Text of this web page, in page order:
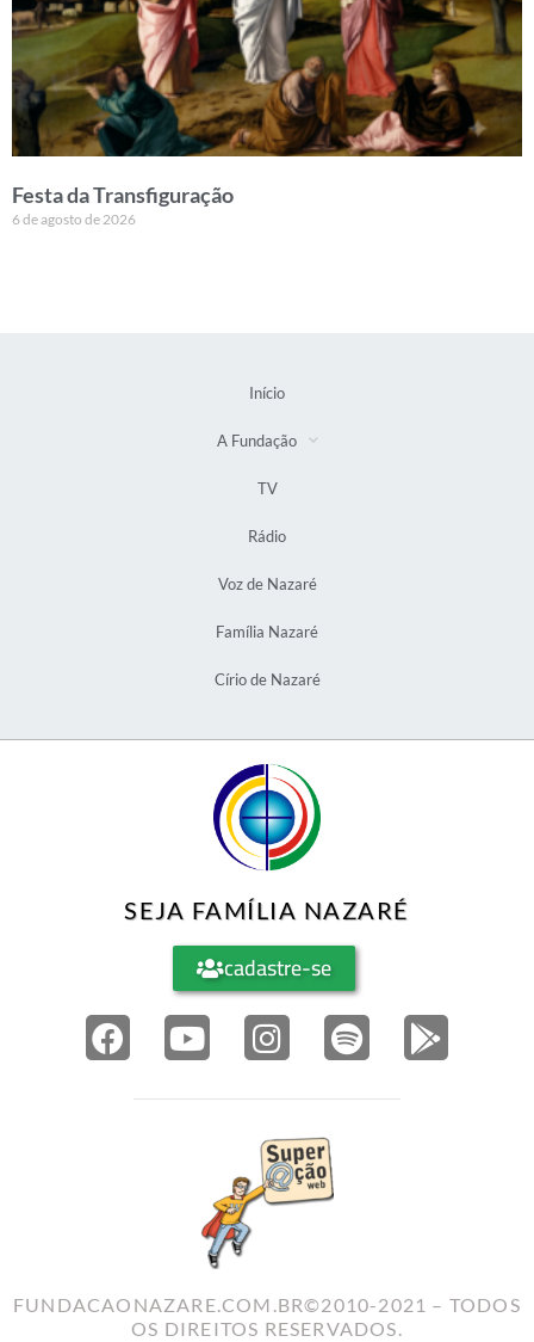
Festa da Transfiguração
6 de agosto de 2026
Início
A Fundação
TV
Rádio
Voz de Nazaré
Família Nazaré
Círio de Nazaré
SEJA FAMÍLIA NAZARÉ
cadastre-se
FUNDACAONAZARE.COM.BR©2010-2021 – TODOS
OS DIREITOS RESERVADOS.